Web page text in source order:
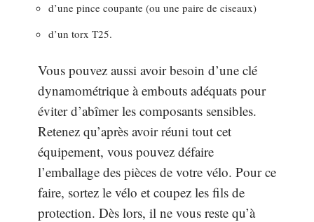
d’une pince coupante (ou une paire de ciseaux)
d’un torx T25.
Vous pouvez aussi avoir besoin d’une clé
dynamométrique à embouts adéquats pour
éviter d’abîmer les composants sensibles.
Retenez qu’après avoir réuni tout cet
équipement, vous pouvez défaire
l’emballage des pièces de votre vélo. Pour ce
faire, sortez le vélo et coupez les fils de
protection. Dès lors, il ne vous reste qu’à